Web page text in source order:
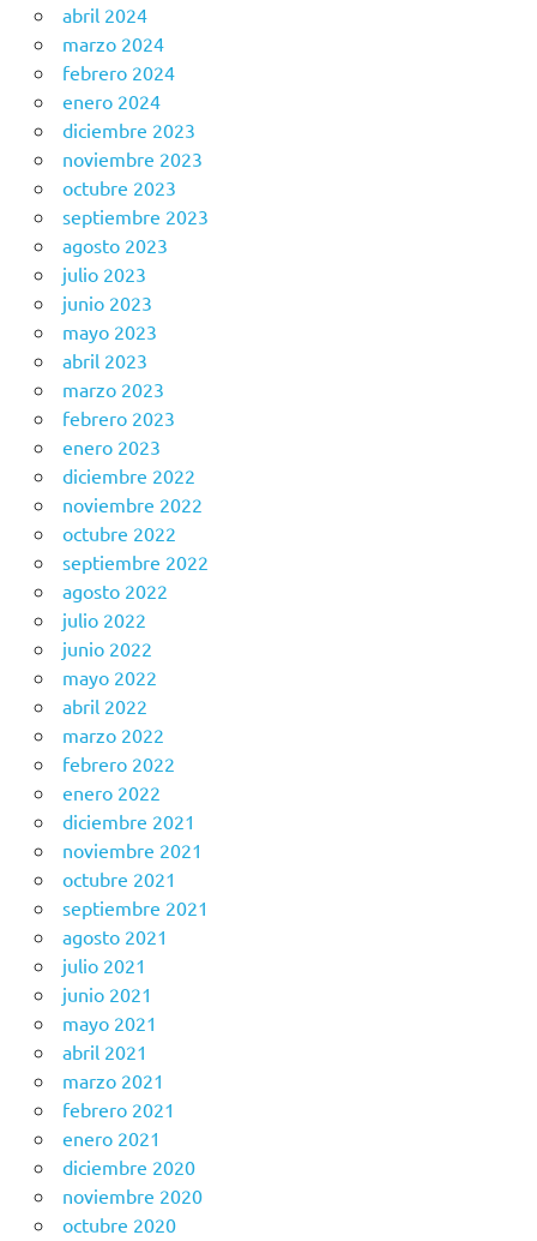
abril 2024
marzo 2024
febrero 2024
enero 2024
diciembre 2023
noviembre 2023
octubre 2023
septiembre 2023
agosto 2023
julio 2023
junio 2023
mayo 2023
abril 2023
marzo 2023
febrero 2023
enero 2023
diciembre 2022
noviembre 2022
octubre 2022
septiembre 2022
agosto 2022
julio 2022
junio 2022
mayo 2022
abril 2022
marzo 2022
febrero 2022
enero 2022
diciembre 2021
noviembre 2021
octubre 2021
septiembre 2021
agosto 2021
julio 2021
junio 2021
mayo 2021
abril 2021
marzo 2021
febrero 2021
enero 2021
diciembre 2020
noviembre 2020
octubre 2020